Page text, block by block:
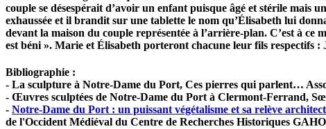
couple se désespérait d’avoir un enfant puisque âgé et stérile mais
exhaussée et il brandit sur une tablette le nom qu’Élisabeth lui
devant la maison du couple représentée à l’arrière-plan. C’est à ce
est béni ». Marie et Élisabeth porteront chacune leur fils respectifs :
Bibliographie :
- La sculpture à Notre-Dame du Port, Ces pierres qui parlent…
- Œuvres sculptées de Notre-Dame du Port à Clermont-Ferrand,
- Notre-Dame du Port : un puissant végétalisme et sa relève
de l'Occident Médiéval du Centre de Recherches Historiques